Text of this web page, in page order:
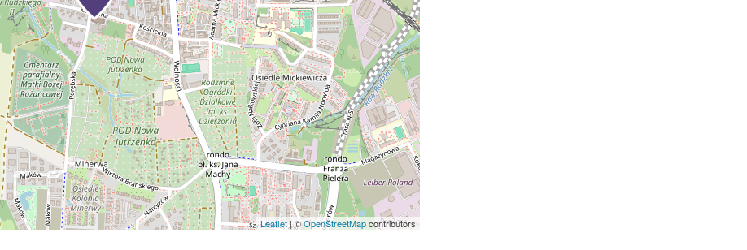
Leaflet|©OpenStreetMapcontributors